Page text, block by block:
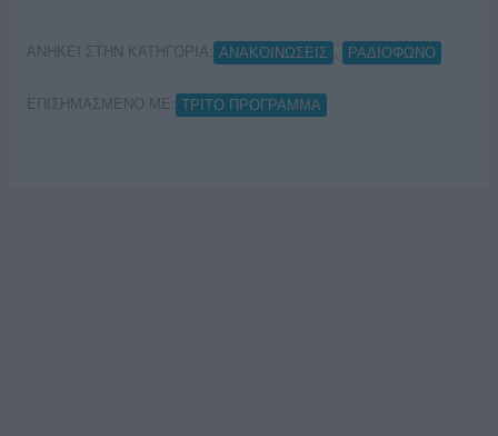
ΑΝΗΚΕΙ ΣΤΗΝ ΚΑΤΗΓΟΡΙΑ: ΑΝΑΚΟΙΝΩΣΕΙΣ ΡΑΔΙΟΦΩΝΟ
ΕΠΙΣΗΜΑΣΜΕΝΟ ΜΕ: ΤΡΙΤΟ ΠΡΟΓΡΑΜΜΑ